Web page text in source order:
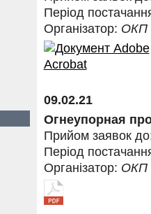
Період
Організатор: ОКП
09.02.21
Огнеупорная
Прийом заявок
Період
Організатор: ОКП